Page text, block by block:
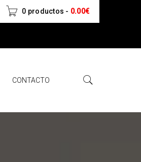
0 productos - 0.00€
CONTACTO